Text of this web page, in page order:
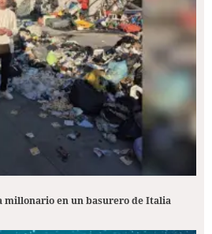
en un basurero de Italia